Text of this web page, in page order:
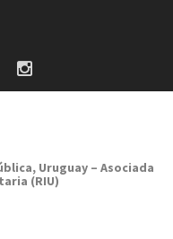
Uruguay – Asociada
(RIU)